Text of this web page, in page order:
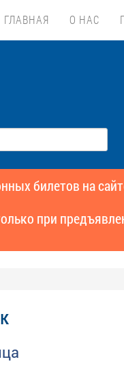
ГЛАВНАЯ О НАС
билетов на
при